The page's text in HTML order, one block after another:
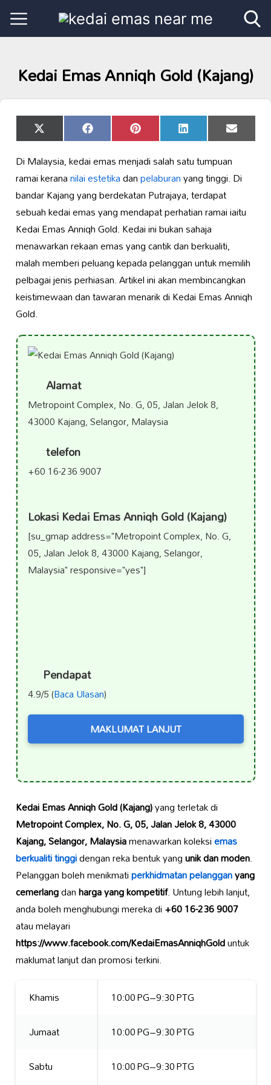
Kedai Emas Anniqh Gold (Kajang)
Share
on
X
(Twitter)
Share
on
Facebook Share
on
Pinterest Share
on
LinkedIn Share
on
Email
Di Malaysia, kedai emas menjadi salah satu tumpuan
ramai kerananilai estetikadanpelaburanyang tinggi. Di
bandar Kajang yang berdekatan Putrajaya, terdapat
sebuah kedai emas yang mendapat perhatian ramai iaitu
Kedai Emas Anniqh Gold. Kedai ini bukan sahaja
menawarkan rekaan emas yang cantik dan berkualiti,
malah memberi peluang kepada pelanggan untuk memilih
pelbagai jenis perhiasan. Artikel ini akan membincangkan
keistimewaan dan tawaran menarik di Kedai Emas Anniqh
Gold.
Alamat
Metropoint Complex, No. G, 05, Jalan Jelok 8,
43000 Kajang, Selangor, Malaysia
telefon
+60 16-236 9007
Lokasi Kedai Emas Anniqh Gold (Kajang)
[su_gmap address="Metropoint Complex, No. G,
05, Jalan Jelok 8, 43000 Kajang, Selangor,
Malaysia" responsive="yes"]
Pendapat
4.9/5 (Baca Ulasan)
MAKLUMAT LANJUT
Kedai Emas Anniqh Gold (Kajang)yang terletak di
Metropoint Complex, No. G, 05, Jalan Jelok 8, 43000
Kajang, Selangor, Malaysiamenawarkan koleksiemas
berkualiti tinggidengan reka bentuk yangunik dan moden.
Pelanggan boleh menikmatiperkhidmatan pelangganyang
cemerlangdanharga yang kompetitif. Untung lebih lanjut,
anda boleh menghubungi mereka di+60 16-236 9007
atau melayari
https://www.facebook.com/KedaiEmasAnniqhGolduntuk
maklumat lanjut dan promosi terkini.
Khamis
10:00 PG–9:30 PTG
Jumaat
10:00 PG–9:30 PTG
Sabtu
10:00 PG–9:30 PTG